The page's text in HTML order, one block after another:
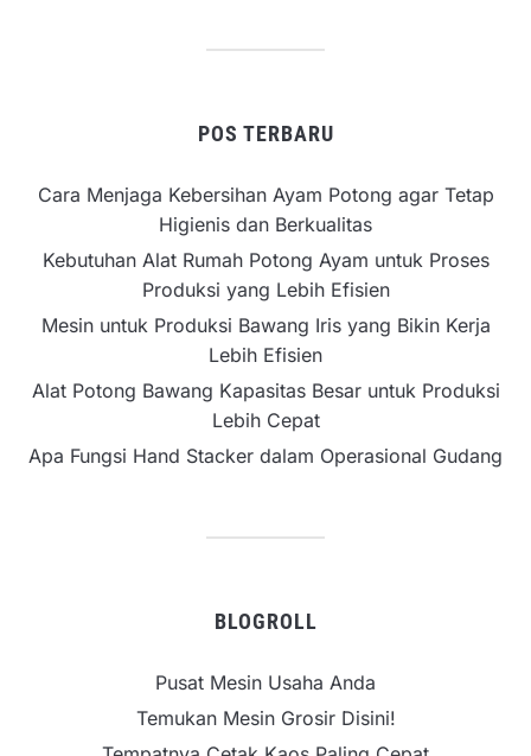
POS TERBARU
Cara Menjaga Kebersihan Ayam Potong agar Tetap
Higienis dan Berkualitas
Kebutuhan Alat Rumah Potong Ayam untuk Proses
Produksi yang Lebih Efisien
Mesin untuk Produksi Bawang Iris yang Bikin Kerja
Lebih Efisien
Alat Potong Bawang Kapasitas Besar untuk Produksi
Lebih Cepat
Apa Fungsi Hand Stacker dalam Operasional Gudang
BLOGROLL
Pusat Mesin Usaha Anda
Temukan Mesin Grosir Disini!